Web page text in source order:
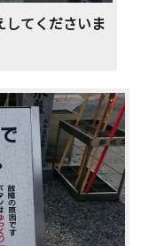
てくださいま